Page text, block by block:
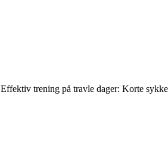
Effektiv trening på travle dager: Korte